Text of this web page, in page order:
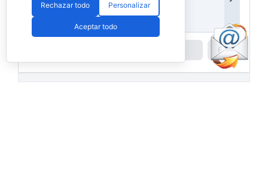
Rechazar todo Personalizar
Aceptar todo